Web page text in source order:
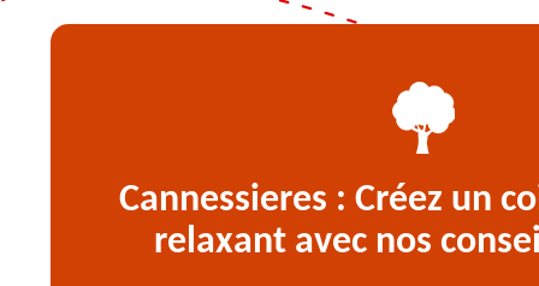
Cannessieres : Créez un
relaxant avec nos